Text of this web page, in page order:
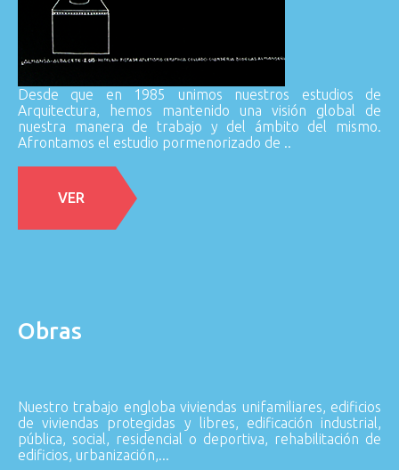
Desde que en 1985 unimos nuestros estudios de
Arquitectura, hemos mantenido una visión global de
nuestra manera de trabajo y del ámbito del mismo.
Afrontamos el estudio pormenorizado de ..
VER
Obras
Nuestro trabajo engloba viviendas unifamiliares, edificios
de viviendas protegidas y libres, edificación industrial,
pública, social, residencial o deportiva, rehabilitación de
edificios, urbanización,...